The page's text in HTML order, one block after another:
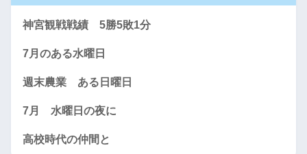
神宮観戦戦績 5勝5敗1分
7月のある水曜日
週末農業 ある日曜日
7月 水曜日の夜に
高校時代の仲間と